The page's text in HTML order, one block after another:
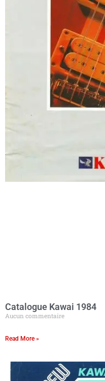
Catalogue Kawai 1984
Aucun commentaire
Read More »